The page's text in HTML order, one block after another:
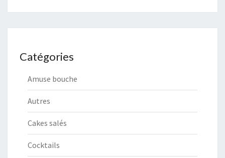
Catégories
Amuse bouche
Autres
Cakes salés
Cocktails